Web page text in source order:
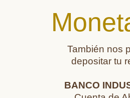
También nos
depositar tu
BANCO